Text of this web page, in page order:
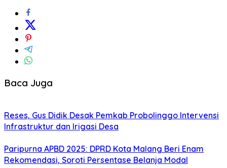
Baca Juga
Reses, Gus Didik Desak Pemkab Probolinggo Intervensi
Infrastruktur dan Irigasi Desa
Paripurna APBD 2025: DPRD Kota Malang Beri Enam
Rekomendasi, Soroti Persentase Belanja Modal